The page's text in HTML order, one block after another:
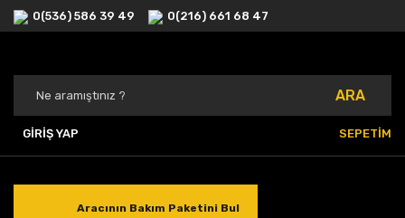
0(536) 586 39 49 0(216) 661 68 47
ARA
GİRİŞ YAP SEPETİM
Aracının Bakım Paketini Bul